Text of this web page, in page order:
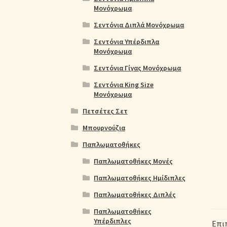
Μονόχρωμα
Σεντόνια Διπλά Μονόχρωμα
Σεντόνια Υπέρδιπλα
Μονόχρωμα
Σεντόνια Γίγας Μονόχρωμα
Σεντόνια King Size
Μονόχρωμα
Πετσέτες Σετ
Μπουρνούζια
Παπλωματοθήκες
Παπλωματοθήκες Μονές
Παπλωματοθήκες Ημίδιπλες
Παπλωματοθήκες Διπλές
Παπλωματοθήκες
Υπέρδιπλες